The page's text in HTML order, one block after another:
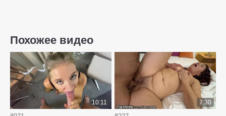
Похожее видео
10:11 7:30